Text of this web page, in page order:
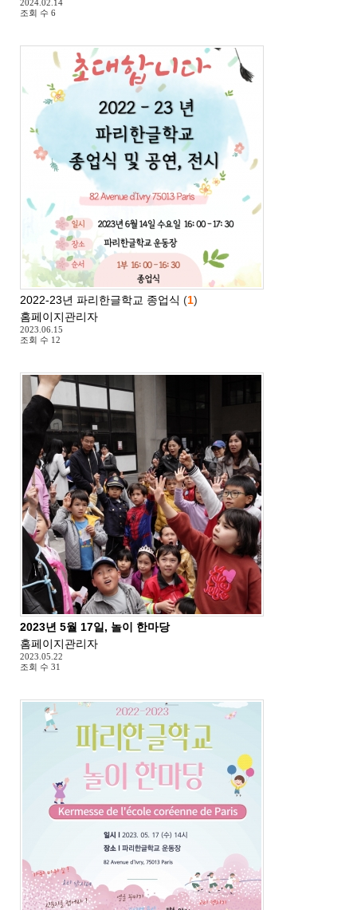
2024.02.14
조회 수 6
2022-23년 파리한글학교 종업식 (1)
홈페이지관리자
2023.06.15
조회 수 12
2023년 5월 17일, 놀이 한마당
홈페이지관리자
2023.05.22
조회 수 31